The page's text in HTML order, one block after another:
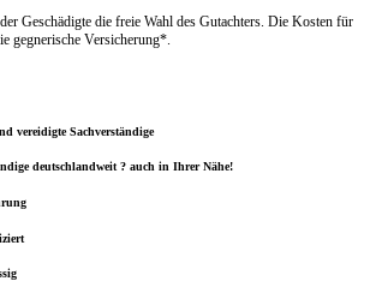
Geschädigte die freie Wahl des Gutachters. Die Kosten für
gegnerische Versicherung*.
vereidigte Sachverständige
deutschlandweit ? auch in Ihrer Nähe!